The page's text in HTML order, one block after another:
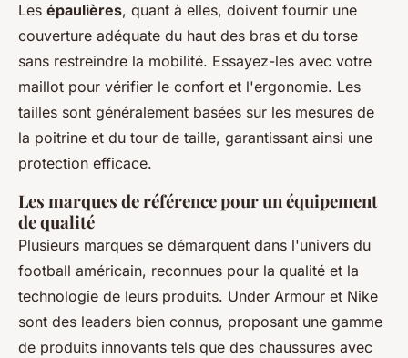
Les épaulières, quant à elles, doivent fournir une
couverture adéquate du haut des bras et du torse
sans restreindre la mobilité. Essayez-les avec votre
maillot pour vérifier le confort et l'ergonomie. Les
tailles sont généralement basées sur les mesures de
la poitrine et du tour de taille, garantissant ainsi une
protection efficace.
Les marques de référence pour un équipement
de qualité
Plusieurs marques se démarquent dans l'univers du
football américain, reconnues pour la qualité et la
technologie de leurs produits. Under Armour et Nike
sont des leaders bien connus, proposant une gamme
de produits innovants tels que des chaussures avec